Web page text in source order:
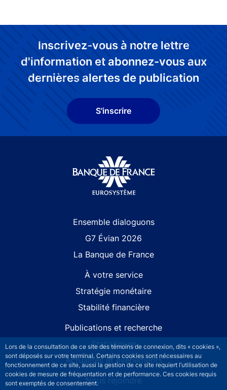
Lors de la consultation de ce site des témoins de connexion, dits « cookies »,
sont déposés sur votre terminal. Certains cookies sont nécessaires au
fonctionnement de ce site, aussi la gestion de ce site requiert l’utilisation de
cookies de mesure de fréquentation et de performance. Ces cookies requis
sont exemptés de consentement.
Inscrivez-vous à notre lettre
d'information et abonnez-vous aux
dernières alertes de publication
S'inscrire
Ensemble dialoguons
G7 Évian 2026
La Banque de France
À votre service
Stratégie monétaire
Stabilité financière
Publications et recherche
Statistiques
Actualités et événements
Nous rejoindre